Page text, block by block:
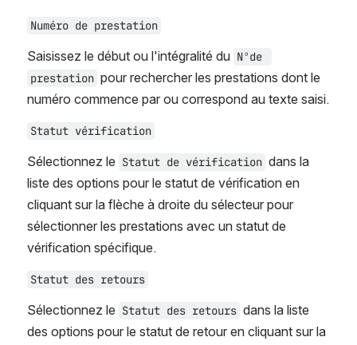
Numéro de prestation
Saisissez le début ou l'intégralité du Nºde
prestation pour rechercher les prestations dont le
numéro commence par ou correspond au texte saisi.
Statut vérification
Sélectionnez le Statut de vérification dans la
liste des options pour le statut de vérification en
cliquant sur la flèche à droite du sélecteur pour
sélectionner les prestations avec un statut de
vérification spécifique.
Statut des retours
Sélectionnez le Statut des retours dans la liste
des options pour le statut de retour en cliquant sur la